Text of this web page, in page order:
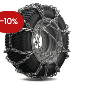
-10%